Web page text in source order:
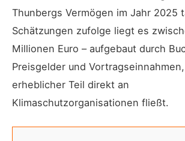
Thunbergs Vermögen im Jahr 2025
Schätzungen zufolge liegt es
Millionen Euro – aufgebaut durch
Preisgelder und
erheblicher Teil direkt an
Klimaschutzorganisationen fließt.